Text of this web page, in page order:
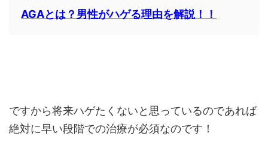
AGAとは？男性がハゲる理由を解説！！
ですから将来ハゲたくないと思っているのであれば
絶対に早い段階での治療が必須なのです！